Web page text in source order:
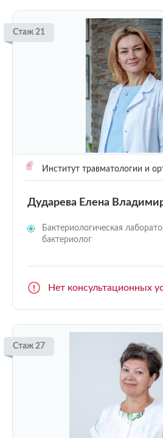
Стаж 21
Институт травматологии и
Дударева Елена
Бактериологическая
бактериолог
Нет консультационных
Стаж 27